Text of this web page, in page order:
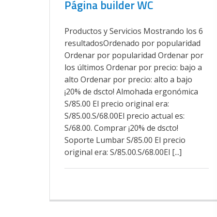
Página builder WC
Productos y Servicios Mostrando los 6
resultadosOrdenado por popularidad
Ordenar por popularidad Ordenar por
los últimos Ordenar por precio: bajo a
alto Ordenar por precio: alto a bajo
¡20% de dscto! Almohada ergonómica
S/85.00 El precio original era:
S/85.00.S/68.00El precio actual es:
S/68.00. Comprar ¡20% de dscto!
Soporte Lumbar S/85.00 El precio
original era: S/85.00.S/68.00El [...]